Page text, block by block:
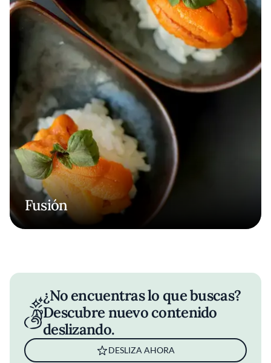
Fusión
¿No encuentras lo que buscas?
Descubre nuevo contenido
deslizando.
DESLIZA AHORA